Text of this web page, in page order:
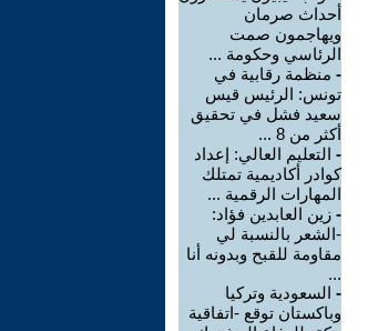
أحداث صرمان
ويهاجمون صمت
الرئاسي وحكومة ...
- منظمة رقابية في
تونس: الرئيس قيس
سعيد فشل في تحقيق
أكثر من 8 ...
- التعليم العالي: إعداد
كوادر أكاديمية تمتلك
المهارات الرقمية ...
- زين العابدين فؤاد:
-الشعر بالنسبة لي
مقاومة للقبح وبدونه أنا
...
- السعودية وتركيا
وباكستان توقع -اتفاقية